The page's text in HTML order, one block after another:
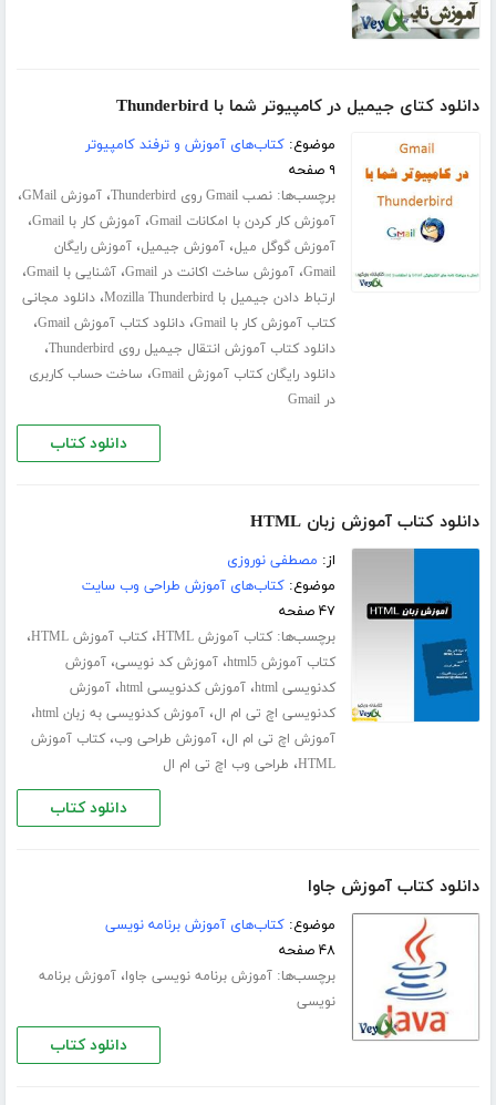
دانلود کتای جیمیل در کامپیوتر شما با Thunderbird
موضوع:کتاب‌های آموزش و ترفند کامپیوتر
۹ صفحه
برچسب‌ها:نصب Gmail روی Thunderbird ،آموزش GMail ،
آموزش کار کردن با امکانات Gmail ،آموزش کار با Gmail ،
آموزش گوگل میل،آموزش جیمیل،آموزش رایگان
Gmail،آموزش ساخت اکانت در Gmail ،آشنایی با Gmail ،
ارتباط دادن جیمیل با Mozilla Thunderbird ،دانلود مجانی
کتاب آموزش کار با Gmail
،دانلود کتاب آموزش Gmail ،
دانلود کتاب آموزش انتقال جیمیل روی Thunderbird ،
دانلود رایگان کتاب آموزش Gmail ، ساخت حساب کاربری
در Gmail
دانلود کتاب
دانلود کتاب آموزش زبان HTML
از: مصطفی نوروزی
موضوع:کتاب‌های آموزش طراحی وب سایت
۴۷ صفحه
برچسب‌ها:کتاب آموزش HTML ،کتاب آموزش HTML ،
کتاب آموزش html5 ،آموزش کد نویسی،آموزش
کدنویسی html
،آموزش کدنویسی html ،آموزش
کدنویسی اچ تی ام ال،آموزش کدنویسی به زبان html ،
آموزش اچ تی ام ال،آموزش طراحی وب،کتاب آموزش
HTML، طراحی وب اچ تی ام ال
دانلود کتاب
دانلود کتاب آموزش جاوا
موضوع:کتاب‌های آموزش برنامه نویسی
۴۸ صفحه
برچسب‌ها:آموزش برنامه نویسی جاوا،آموزش برنامه
نویسی
دانلود کتاب